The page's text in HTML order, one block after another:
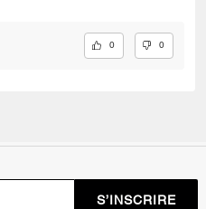
0 0
S’INSCRIRE